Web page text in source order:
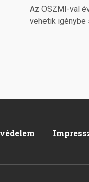
Az OSZMI-val
vehetik igénybe